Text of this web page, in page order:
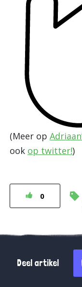
(Meer op
ook op twitter!)
0
Deel artikel